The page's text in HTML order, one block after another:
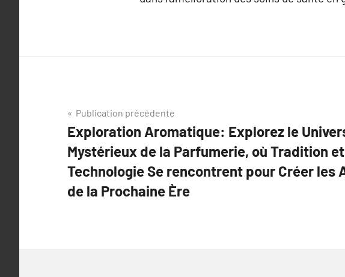
Navigation
de
l’article
Publication précédente
Exploration Aromatique: Explorez le
Mystérieux de la Parfumerie, où Tradition et
Technologie Se rencontrent pour Créer les
de la Prochaine Ère